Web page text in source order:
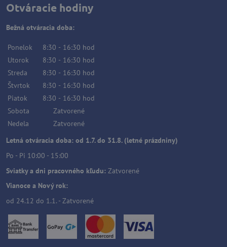
Otváracie hodiny
Bežná otváracia doba:
Ponelok 8:30 - 16:30 hod
Utorok
8:30 - 16:30 hod
Streda
8:30 - 16:30 hod
Štvrtok
8:30 - 16:30 hod
Piatok
8:30 - 16:30 hod
Sobota
Zatvorené
Nedela
Zatvorené
Letná otváracia doba: od 1.7. do 31.8. (letné prázdniny)
Po - Pi 10:00 - 15:00
Sviatky a dni pracovného kľudu: Zatvorené
Vianoce a Nový rok:
od 24.12 do 1.1. - Zatvorené